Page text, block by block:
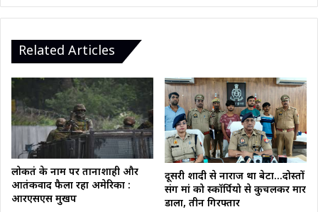
Related Articles
लोकतंत्र के नाम पर तानाशाही और
आतंकवाद फैला रहा अमेरिका :
आरएसएस मुखपत्र
दूसरी शादी से नाराज था बेटा…दोस्तों
संग मां को स्कॉर्पियो से कुचलकर मार
डाला, तीन गिरफ्तार